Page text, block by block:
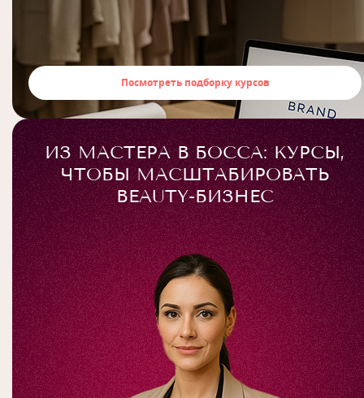
Посмотреть подборку курсов
ИЗ МАСТЕРА В БОССА: КУРСЫ,
ЧТОБЫ МАСШТАБИРОВАТЬ
BEAUTY-БИЗНЕС